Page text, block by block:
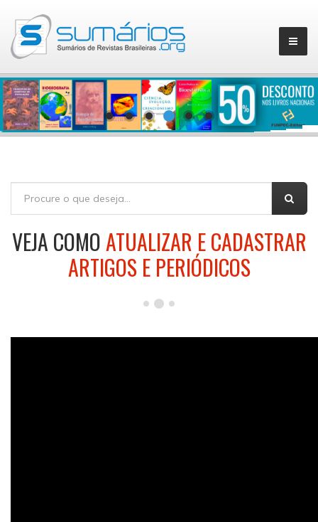
▼
FORMULÁRIO DE BUSCA
VEJA COMOATUALIZAR E CADASTRAR
ARTIGOS E PERIÓDICOS